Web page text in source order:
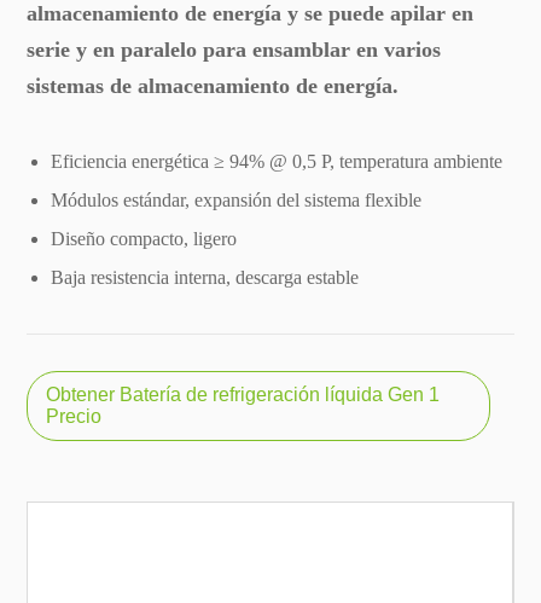
almacenamiento de energía y se puede apilar en
serie y en paralelo para ensamblar en varios
sistemas de almacenamiento de energía.
Eficiencia energética ≥ 94% @ 0,5 P, temperatura ambiente
Módulos estándar, expansión del sistema flexible
Diseño compacto, ligero
Baja resistencia interna, descarga estable
Obtener Batería de refrigeración líquida Gen 1
Precio